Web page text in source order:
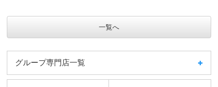
一覧へ
グループ専門店一覧